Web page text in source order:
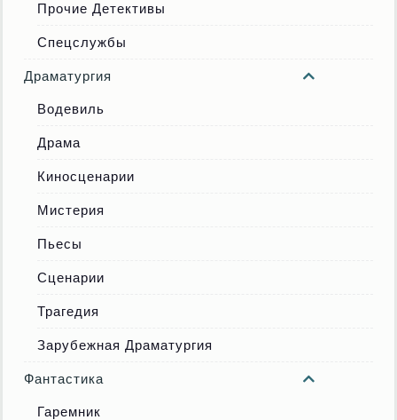
Прочие Детективы
Спецслужбы
Драматургия
Водевиль
Драма
Киносценарии
Мистерия
Пьесы
Сценарии
Трагедия
Зарубежная Драматургия
Фантастика
Гаремник